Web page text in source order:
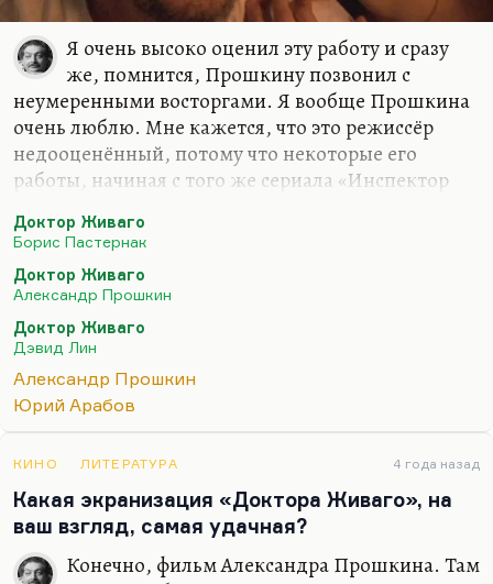
Я очень высоко оценил эту работу и сразу
же, помнится, Прошкину позвонил с
неумеренными восторгами. Я вообще Прошкина
очень люблю. Мне кажется, что это режиссёр
недооценённый, потому что некоторые его
работы, начиная с того же сериала «Инспектор
Сергеевны», они сразу задали очень высокий
класс. Понимаете, Прошкин — большой
молодец. Такие его фильмы, как «Чудо», которое
просто мне представляется шедевром, или как
экранизация Горенштейна «Искупление»,
безусловно, тоже его выводят в первые ряды.
«Доктор Живаго» стоит наособицу, потому что
вольное обращение с подлинником. Но мне
Доктор Живаго
Борис Пастернак
Доктор Живаго
Александр Прошкин
Доктор Живаго
Дэвид Лин
Александр Прошкин
Юрий Арабов
КИНО ЛИТЕРАТУРА 4 года назад
Какая экранизация «Доктора Живаго», на
ваш взгляд, самая удачная?
Конечно, фильм Александра Прошкина. Там